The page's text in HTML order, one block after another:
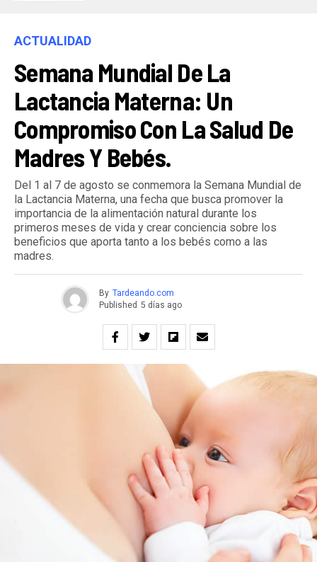
ACTUALIDAD
Semana Mundial De La
Lactancia Materna: Un
Compromiso Con La Salud De
Madres Y Bebés.
Del 1 al 7 de agosto se conmemora la Semana Mundial de
la Lactancia Materna, una fecha que busca promover la
importancia de la alimentación natural durante los
primeros meses de vida y crear conciencia sobre los
beneficios que aporta tanto a los bebés como a las
madres.
By Tardeando.com
Published 5 días ago